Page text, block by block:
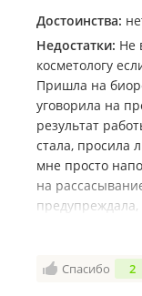
Достоинства:
Недостатки: Не
косметологу
Пришла на
уговорила на
результат
стала, просила
мне просто
на
предупреждала,
подниматься
отвечала, на
Спасибо 2